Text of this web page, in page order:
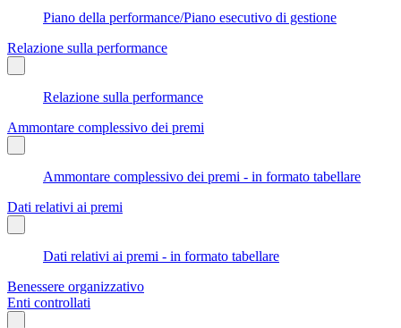
Piano della performance/Piano esecutivo di gestione
Relazione sulla performance
Relazione sulla performance
Ammontare complessivo dei premi
Ammontare complessivo dei premi - in formato tabellare
Dati relativi ai premi
Dati relativi ai premi - in formato tabellare
Benessere organizzativo
Enti controllati